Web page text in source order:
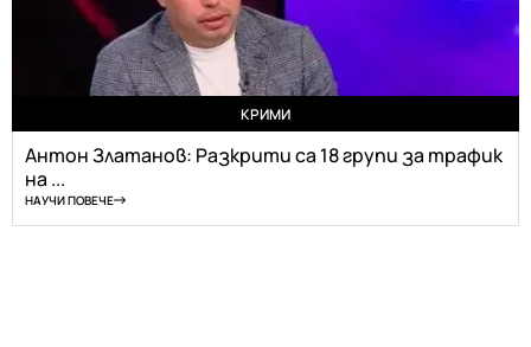
КРИМИ
Антон Златанов: Разкрити са 18 групи за трафик
на ...
НАУЧИ ПОВЕЧЕ